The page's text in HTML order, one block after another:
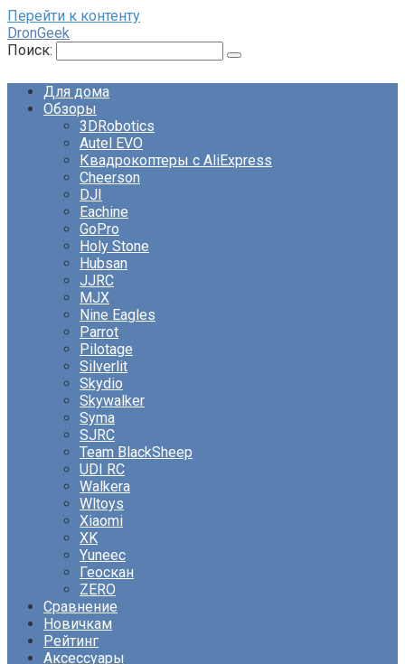
Перейти к контенту
DronGeek
Поиск:
Для дома
Обзоры
3DRobotics
Autel EVO
Квадрокоптеры с AliExpress
Cheerson
DJI
Eachine
GoPro
Holy Stone
Hubsan
JJRC
MJX
Nine Eagles
Parrot
Pilotage
Silverlit
Skydio
Skywalker
Syma
SJRC
Team BlackSheep
UDI RC
Walkera
Wltoys
Xiaomi
XK
Yuneec
Геоскан
ZERO
Сравнение
Новичкам
Рейтинг
Аксессуары